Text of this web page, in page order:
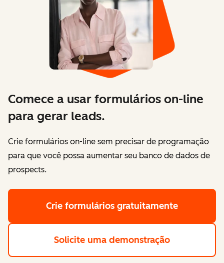
Comece a usar formulários on-line
para gerar leads.
Crie formulários on-line sem precisar de programação
para que você possa aumentar seu banco de dados de
prospects.
Crie formulários gratuitamente
Solicite uma demonstração